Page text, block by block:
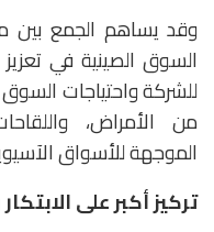
وقد يساهم الجمع بين
السوق الصينية في تعزيز
للشركة واحتياجات
من الأمراض،
الموجهة للأسواق
تركيز أكبر على